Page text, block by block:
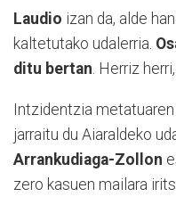
Laudio izan da, alde
kaltetutako udalerria.
ditu bertan. Herriz
Intzidentzia
jarraitu du Aiaraldeko
Arrankudiaga-Zollon
zero kasuen mailara